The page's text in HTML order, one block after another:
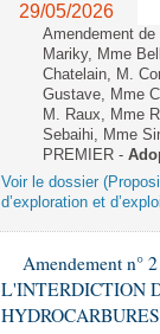
29/05/2026
Amendement
Mariky, Mme
Chatelain, M.
Gustave, Mme
M. Raux, Mme
Sebaihi, Mme
PREMIER -
Voir le dossier
d’exploration et
Amendement n°
L'INTERDICTION